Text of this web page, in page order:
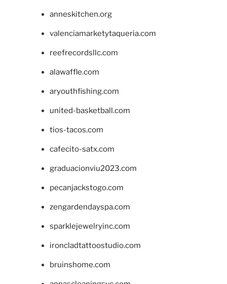
anneskitchen.org
valenciamarketytaqueria.com
reefrecordsllc.com
alawaffle.com
aryouthfishing.com
united-basketball.com
tios-tacos.com
cafecito-satx.com
graduacionviu2023.com
pecanjackstogo.com
zengardendayspa.com
sparklejewelryinc.com
ironcladtattoostudio.com
bruinshome.com